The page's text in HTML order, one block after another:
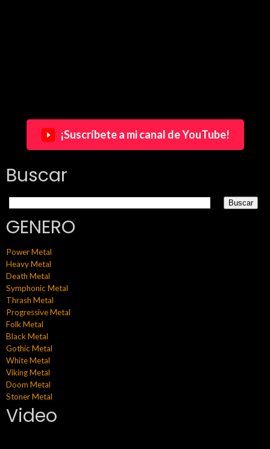
¡Suscríbete a mi canal de YouTube!
Buscar
GENERO
Power Metal
Heavy Metal
Death Metal
Symphonic Metal
Thrash Metal
Progressive Metal
Folk Metal
Black Metal
Gothic Metal
White Metal
Viking Metal
Doom Metal
Stoner Metal
Video